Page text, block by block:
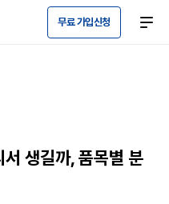
무료 가입신청
생길까, 품목별 분